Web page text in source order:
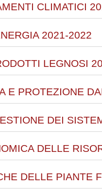
CLIMATICI
2021-2022
LEGNOSI
E PROTEZIONE
DEI
DELLE
DELLE PIANTE